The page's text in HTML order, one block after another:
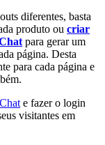
diferentes, basta
produto ou criar
para gerar um
página. Desta
para cada página e
e fazer o login
visitantes em